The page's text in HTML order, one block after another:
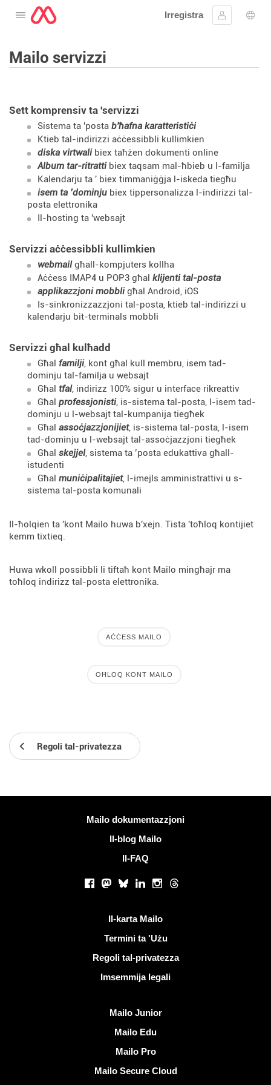
Tiftaħ il-menu
Irregistra
Sinjal
Mailo servizzi
Sett komprensiv ta 'servizzi
Sistema ta 'posta b'ħafna karatteristiċi
Ktieb tal-indirizzi aċċessibbli kullimkien
diska virtwalibiex taħżen dokumenti online
Album tar-ritrattibiex taqsam mal-ħbieb u l-familja
Kalendarju ta ' biex timmaniġġja l-iskeda tiegħu
isem ta ’dominju biex tippersonalizza l-indirizzi tal-
posta elettronika
Il-hosting ta 'websajt
Servizzi aċċessibbli kullimkien
webmailgħall-kompjuters kollha
Aċċess IMAP4 u POP3 għal klijenti tal-posta
applikazzjoni mobbligħal Android, iOS
Is-sinkronizzazzjoni tal-posta, ktieb tal-indirizzi u
kalendarju bit-terminals mobbli
Servizzi għal kulħadd
Għal familji, kont għal kull membru, isem tad-
dominju tal-familja u websajt
Għal tfal, indirizz 100% sigur u interface rikreattiv
Għal professjonisti, is-sistema tal-posta, l-isem tad-
dominju u l-websajt tal-kumpanija tiegħek
Għal assoċjazzjonijiet, is-sistema tal-posta, l-isem
tad-dominju u l-websajt tal-assoċjazzjoni tiegħek
Għal skejjel, sistema ta ’posta edukattiva għall-
istudenti
Għal muniċipalitajiet, l-imejls amministrattivi u s-
sistema tal-posta komunali
Il-ħolqien ta 'kont Mailo huwa b'xejn. Tista 'toħloq kontijiet
kemm tixtieq.
Huwa wkoll possibbli li tiftaħ kont Mailo mingħajr ma
toħloq indirizz tal-posta elettronika.
AĊĊESS MAILO
OĦLOQ KONT MAILO
Regoli tal-privatezza
Mailo dokumentazzjoni
Il-blog Mailo
Il-FAQ
Facebook
Mastodon
BlueskyLinkedInInstagram
Threads
Il-karta Mailo
Termini ta 'Użu
Regoli tal-privatezza
Imsemmija legali
Mailo Junior
Mailo Edu
Mailo Pro
Mailo Secure Cloud